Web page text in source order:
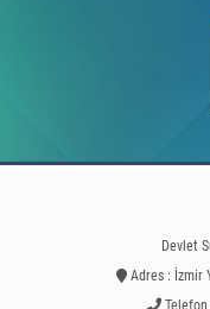
Devlet
Adres : İzmir